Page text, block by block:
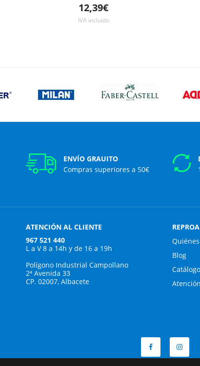
12,39€
IVA incluido
ENVÍO GRAUITO
Compras superiores a 50€
ATENCIÓN AL CLIENTE
967 521 440
L a V 8 a 14h y de 16 a 19h
Polígono Industrial Campollano
2ª Avenida 33
CP. 02007, Albacete
Blog